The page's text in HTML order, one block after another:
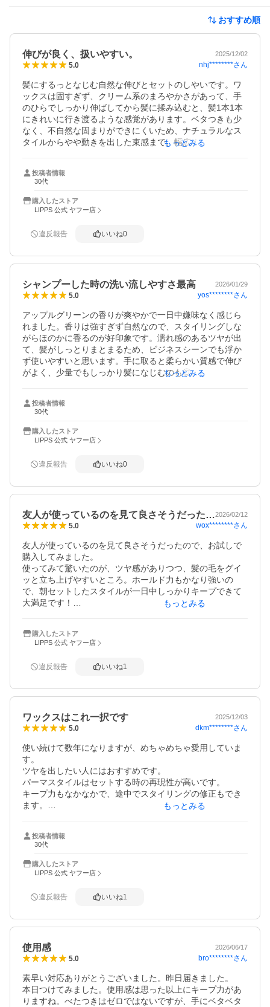
おすすめ順
伸びが良く、扱いやすい。 2025/12/02
5.0 nhj********さん
髪にするっとなじむ自然な伸びとセットのしやいです。ワ
ックスは固すぎず、クリーム系のまろやかさがあって、手
のひらでしっかり伸ばしてから髪に揉み込むと、髪1本1本
にきれいに行き渡るような感覚があります。ベタつきも少
なく、不自然な固まりができにくいため、ナチュラルなス
タイルからやや動きを出した束感まで、幅広く対応可能で
仕上がりの質感は“ツヤ感”というより“自然なまとまり”で、
濡れ髪っぽくテカテカするわけではなく、しっとり落ち着
いた髪質になる印象。髪がパサつきがち、または少し広が
りやすい人でも、1日を通して整った髪形をキープしやすい
固めたい人は、スプレーと併用してくださいませ。
もっとみる
投稿者情報
30代
購入したストア
LIPPS 公式 ヤフー店
違反報告 いいね0
シャンプーした時の洗い流しやすさ最高 2026/01/29
5.0 yos********さん
アップルグリーンの香りが爽やかで一日中嫌味なく感じら
れました。香りは強すぎず自然なので、スタイリングしな
がらほのかに香るのが好印象です。濡れ感のあるツヤが出
て、髪がしっとりまとまるため、ビジネスシーンでも浮か
ず使いやすいと思います。手に取ると柔らかい質感で伸び
がよく、少量でもしっかり髪になじむのも◎。固まりすぎ
高です。
もっとみる
投稿者情報
30代
購入したストア
LIPPS 公式 ヤフー店
違反報告 いいね0
友人が使っているのを見て良さそうだった…2026/02/12
5.0 wox********さん
友人が使っているのを見て良さそうだったので、お試しで
購入してみました。
使ってみて驚いたのが、ツヤ感がありつつ、髪の毛をグイ
ッと立ち上げやすいところ。ホールド力もかなり強いの
で、朝セットしたスタイルが一日中しっかりキープできて
大満足です！
ト商品です！
もっとみる
購入したストア
LIPPS 公式 ヤフー店
違反報告 いいね1
ワックスはこれ一択です 2025/12/03
5.0 dkm********さん
使い続けて数年になりますが、めちゃめちゃ愛用していま
す。
ツヤを出したい人にはおすすめです。
パーマスタイルはセットする時の再現性が高いです。
キープ力もなかなかで、途中でスタイリングの修正もでき
ます。
もっとみる
投稿者情報
30代
購入したストア
LIPPS 公式 ヤフー店
違反報告 いいね1
使用感 2026/06/17
5.0 bro********さん
素早い対応ありがとうございました。昨日届きました。
本日つけてみました。使用感は思った以上にキープ力があ
りますね。べたつきはゼロではないですが、手にベタベタ